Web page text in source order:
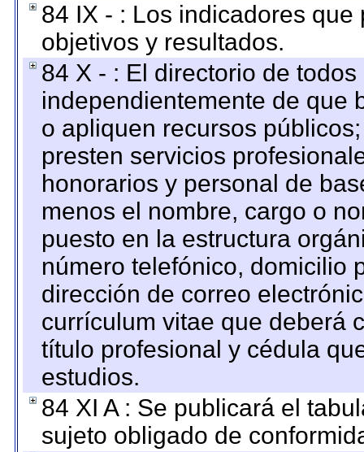
84 IX - : Los indicadores
objetivos y resultados.
84 X - : El directorio de
independientemente de que
o apliquen recursos
presten servicios
honorarios y personal de
menos el nombre, cargo o
puesto en la estructura
número telefónico, domicilio
dirección de correo
currículum vitae que deberá
título profesional y cédula
estudios.
84 XI A : Se publicará el
sujeto obligado de